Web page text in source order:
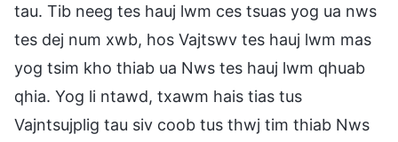
tau. Tib neeg tes hauj lwm ces tsuas yog ua nws
tes dej num xwb, hos Vajtswv tes hauj lwm mas
yog tsim kho thiab ua Nws tes hauj lwm qhuab
qhia. Yog li ntawd, txawm hais tias tus
Vajntsujplig tau siv coob tus thwj tim thiab Nws